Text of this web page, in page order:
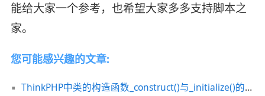
能给大家一个参考，也希望大家多多支持脚本之
家。
您可能感兴趣的文章:
ThinkPHP中类的构造函数_construct()与_initialize()的区别详解